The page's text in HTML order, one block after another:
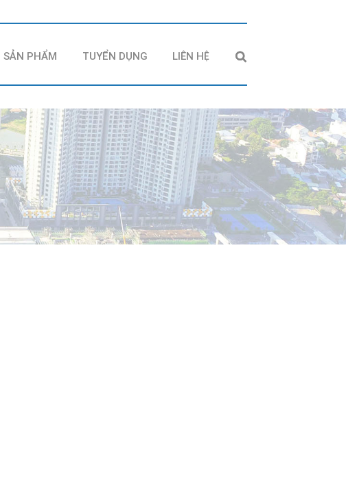
SẢN PHẨM TUYỂN DỤNG LIÊN HỆ